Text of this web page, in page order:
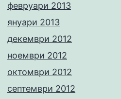
февруари 2013
януари 2013
декември 2012
ноември 2012
октомври 2012
септември 2012